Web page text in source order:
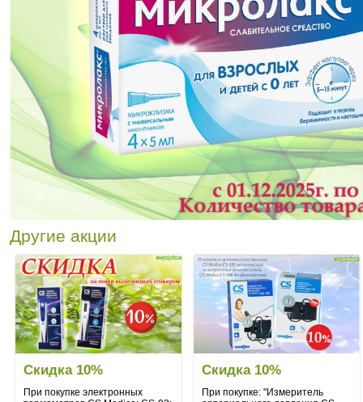
Другие акции
Скидка 10%
При покупке электронных
Скидка 10%
При покупке: "Измеритель